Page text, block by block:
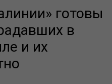
готовы
в
и их